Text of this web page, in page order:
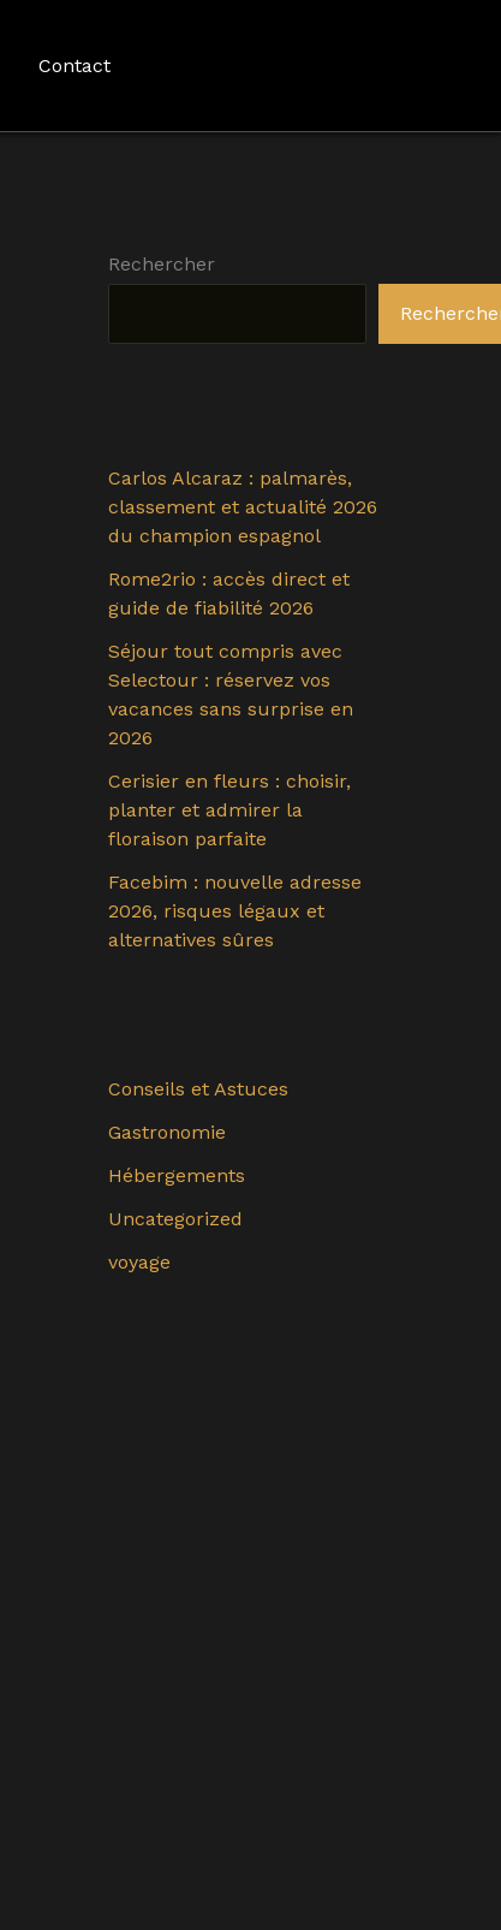
Contact
Rechercher
Carlos Alcaraz : palmarès,
classement et actualité 2026
du champion espagnol
Rome2rio : accès direct et
guide de fiabilité 2026
Séjour tout compris avec
Selectour : réservez vos
vacances sans surprise en
2026
Cerisier en fleurs : choisir,
planter et admirer la
floraison parfaite
Facebim : nouvelle adresse
2026, risques légaux et
alternatives sûres
Conseils et Astuces
Gastronomie
Hébergements
Uncategorized
voyage